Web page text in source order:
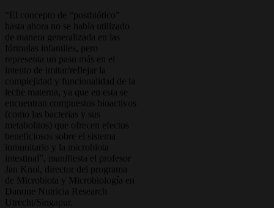
“El concepto de “postbiótico”
hasta ahora no se había utilizado
de manera generalizada en las
fórmulas infantiles, pero
representa un paso más en el
intento de imitar/reflejar la
complejidad y funcionalidad de la
leche materna, ya que en esta se
encuentran compuestos bioactivos
(como las bacterias y sus
metabolitos) que ofrecen efectos
beneficiosos sobre el sistema
inmunitario y la microbiota
intestinal”, manifiesta el profesor
Jan Knol, director del programa
de Microbiota y Microbiología en
Danone Nutricia Research
Utrecht/Singapur.